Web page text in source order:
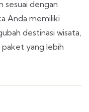
sesuai dengan
Anda memiliki
destinasi wisata,
yang lebih